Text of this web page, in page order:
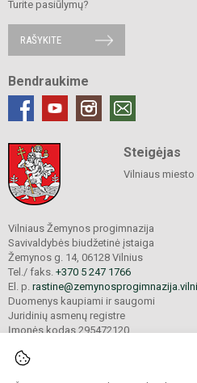
Turite pasiūlymų?
RAŠYKITE
Bendraukime
Steigėjas
Vilniaus
Vilniaus Žemynos progimnazija
Savivaldybės biudžetinė įstaiga
Žemynos g. 14, 06128 Vilnius
Tel./ faks. +370 5 247 1766
El. p.
Duomenys kaupiami ir saugomi
Juridinių asmenų registre
Įmonės kodas 295472120